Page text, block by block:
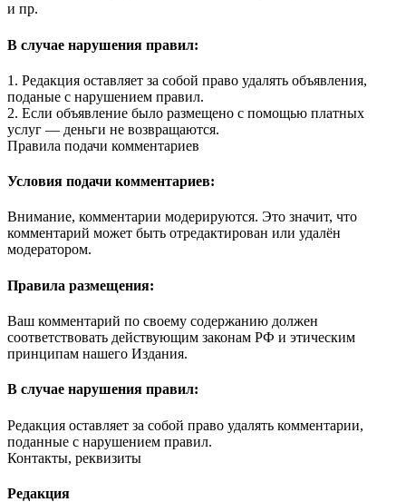
и пр.
В случае нарушения правил:
1. Редакция оставляет за собой право удалять объявления,
поданые с нарушением правил.
2. Если объявление было размещено с помощью платных
услуг — деньги не возвращаются.
Правила подачи комментариев
Условия подачи комментариев:
Внимание, комментарии модерируются. Это значит, что
комментарий может быть отредактирован или удалён
модератором.
Правила размещения:
Ваш комментарий по своему содержанию должен
соответствовать действующим законам РФ и этическим
принципам нашего Издания.
В случае нарушения правил:
Редакция оставляет за собой право удалять комментарии,
поданные с нарушением правил.
Контакты, реквизиты
Редакция